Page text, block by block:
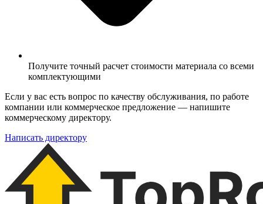
Получите точный расчет стоимости материала со всеми
комплектующими
Если у вас есть вопрос по качеству обслуживания, по работе
компании или коммерческое предложение — напишите
коммерческому директору.
Написать директору